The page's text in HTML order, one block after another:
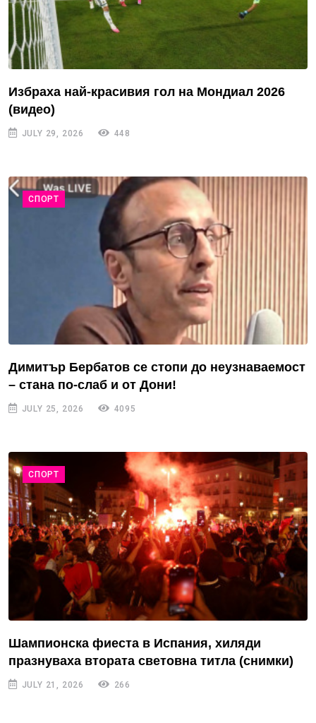
Избраха най-красивия гол на Мондиал 2026
(видео)
JULY 29, 2026 448
СПОРТ
Димитър Бербатов се стопи до неузнаваемост
– стана по-слаб и от Дони!
JULY 25, 2026 4095
СПОРТ
Шампионска фиеста в Испания, хиляди
празнуваха втората световна титла (снимки)
JULY 21, 2026 266